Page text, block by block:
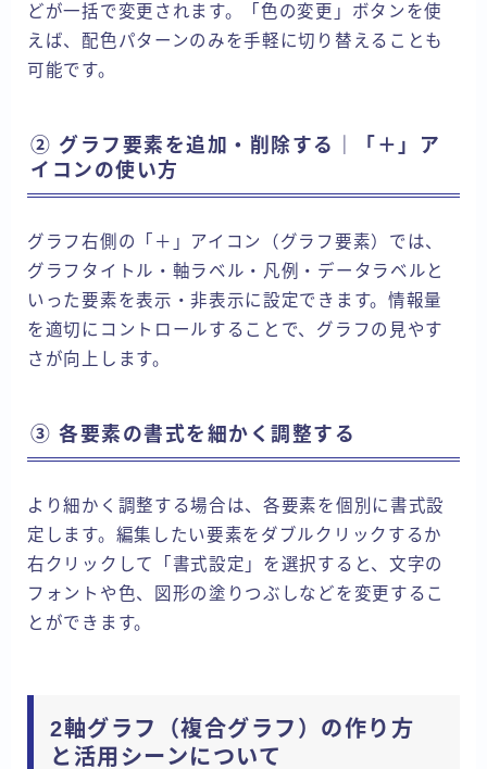
どが一括で変更されます。「色の変更」ボタンを使
えば、配色パターンのみを手軽に切り替えることも
可能です。
② グラフ要素を追加・削除する｜「＋」ア
イコンの使い方
グラフ右側の「＋」アイコン（グラフ要素）では、
グラフタイトル・軸ラベル・凡例・データラベルと
いった要素を表示・非表示に設定できます。情報量
を適切にコントロールすることで、グラフの見やす
さが向上します。
③ 各要素の書式を細かく調整する
より細かく調整する場合は、各要素を個別に書式設
定します。編集したい要素をダブルクリックするか
右クリックして「書式設定」を選択すると、文字の
フォントや色、図形の塗りつぶしなどを変更するこ
とができます。
2軸グラフ（複合グラフ）の作り方
と活用シーンについて